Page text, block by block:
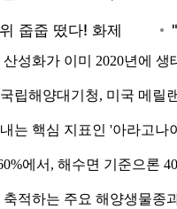
성화가 이미 2020년에
립해양대기청, 미국 메
는 핵심 지표인 '아라고
에서, 해수면 기준으론
적하는 주요 해양생물종